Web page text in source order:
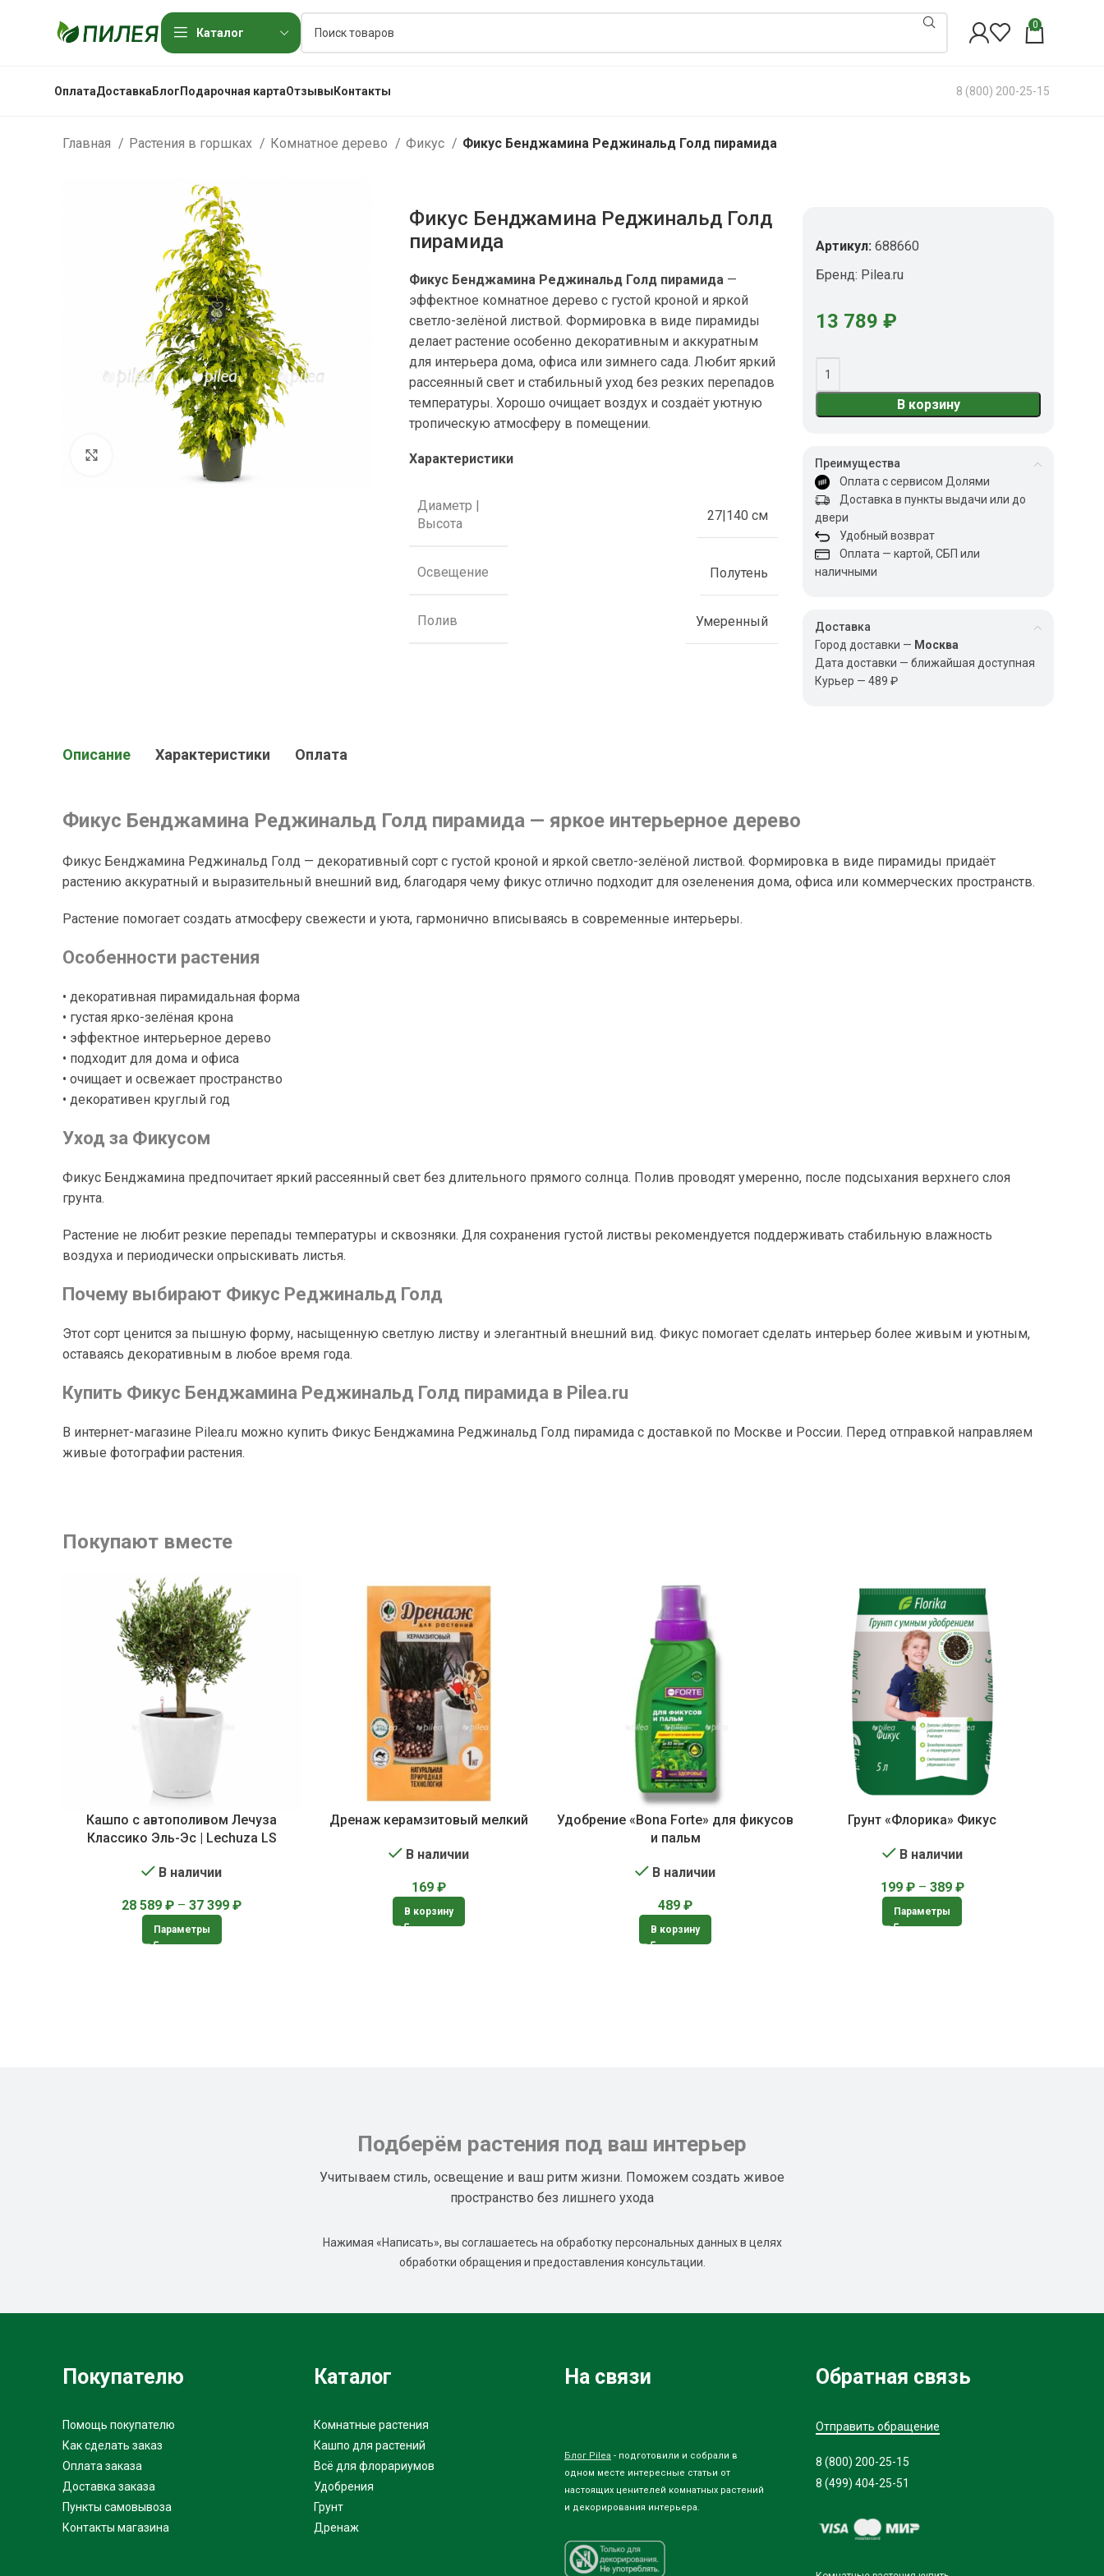
Каталог
0
ОплатаДоставка Блог Подарочная картаОтзывы Контакты 8 (800) 200-25-15
Главная Растения в горшках Комнатное дерево Фикус Фикус Бенджамина Реджинальд Голд пирамида
Нажмите, чтобы увеличить
Фикус Бенджамина Реджинальд Голд
пирамида
Фикус Бенджамина Реджинальд Голд пирамида —
эффектное комнатное дерево с густой кроной и яркой
светло-зелёной листвой. Формировка в виде пирамиды
делает растение особенно декоративным и аккуратным
для интерьера дома, офиса или зимнего сада. Любит яркий
рассеянный свет и стабильный уход без резких перепадов
температуры. Хорошо очищает воздух и создаёт уютную
тропическую атмосферу в помещении.
Характеристики
Диаметр |
Высота
27|140 см
Освещение Полутень
Полив Умеренный
Артикул:688660
Бренд: Pilea.ru
13 789₽
В корзину
Преимущества
Оплата с сервисом Долями
Доставка в пункты выдачи или до
двери
Удобный возврат
Оплата — картой, СБП или
наличными
Доставка
Город доставки — Москва
Дата доставки — ближайшая доступная
Курьер — 489 ₽
Описание Характеристики Оплата
Фикус Бенджамина Реджинальд Голд пирамида — яркое интерьерное дерево
Фикус Бенджамина Реджинальд Голд — декоративный сорт с густой кроной и яркой светло-зелёной листвой. Формировка в виде пирамиды придаёт
растению аккуратный и выразительный внешний вид, благодаря чему фикус отлично подходит для озеленения дома, офиса или коммерческих пространств.
Растение помогает создать атмосферу свежести и уюта, гармонично вписываясь в современные интерьеры.
Особенности растения
• декоративная пирамидальная форма
• густая ярко-зелёная крона
• эффектное интерьерное дерево
• подходит для дома и офиса
• очищает и освежает пространство
• декоративен круглый год
Уход за Фикусом
Фикус Бенджамина предпочитает яркий рассеянный свет без длительного прямого солнца. Полив проводят умеренно, после подсыхания верхнего слоя
грунта.
Растение не любит резкие перепады температуры и сквозняки. Для сохранения густой листвы рекомендуется поддерживать стабильную влажность
воздуха и периодически опрыскивать листья.
Почему выбирают Фикус Реджинальд Голд
Этот сорт ценится за пышную форму, насыщенную светлую листву и элегантный внешний вид. Фикус помогает сделать интерьер более живым и уютным,
оставаясь декоративным в любое время года.
Купить Фикус Бенджамина Реджинальд Голд пирамида в Pilea.ru
В интернет-магазине Pilea.ru можно купить Фикус Бенджамина Реджинальд Голд пирамида с доставкой по Москве и России. Перед отправкой направляем
живые фотографии растения.
Покупают вместе
Кашпо с автополивом Лечуза
Классико Эль-Эс | Lechuza LS
В наличии
28 589₽ – 37 399₽
Параметры
Дренаж керамзитовый мелкий
В наличии
169 ₽
В корзину
Удобрение «Bona Forte» для фикусов
и пальм
В наличии
489₽
В корзину
Грунт «Флорика» Фикус
В наличии
199 ₽ – 389 ₽
Параметры
Подберём растения под ваш интерьер
Учитываем стиль, освещение и ваш ритм жизни. Поможем создать живое
пространство без лишнего ухода
Нажимая «Написать», вы соглашаетесь на обработку персональных данных в целях
обработки обращения и предоставления консультации.
Покупателю
Помощь покупателю
Как сделать заказ
Оплата заказа
Доставка заказа
Пункты самовывоза
Контакты магазина
Каталог
Комнатные растения
Кашпо для растений
Всё для флорариумов
Удобрения
Грунт
Дренаж
На связи
Блог Pilea - подготовили и собрали в
одном месте интересные статьи от
настоящих ценителей комнатных растений
и декорирования интерьера.
Обратная связь
Отправить обращение
8 (800) 200-25-15
8 (499) 404-25-51